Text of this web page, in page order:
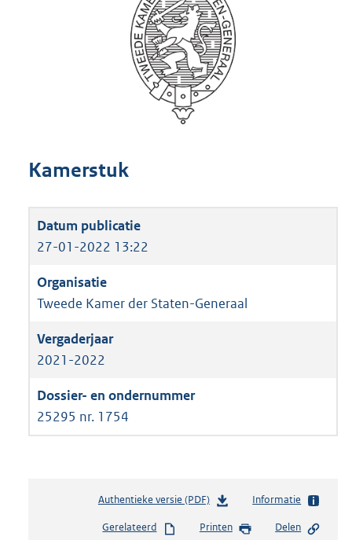
Kamerstuk
27-01-2022 13:22
Tweede Kamer der Staten-Generaal
2021-2022
25295 nr. 1754
Authentieke versie (PDF)b
s
Informatie
Gerelateerd Printen Delen